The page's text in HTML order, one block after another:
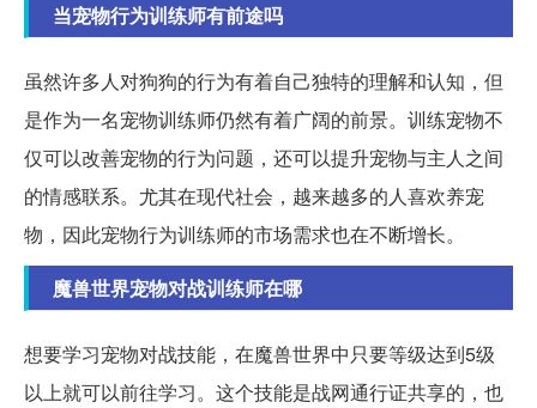
当宠物行为训练师有前途吗
虽然许多人对狗狗的行为有着自己独特的理解和认知，但
是作为一名宠物训练师仍然有着广阔的前景。训练宠物不
仅可以改善宠物的行为问题，还可以提升宠物与主人之间
的情感联系。尤其在现代社会，越来越多的人喜欢养宠
物，因此宠物行为训练师的市场需求也在不断增长。
魔兽世界宠物对战训练师在哪
想要学习宠物对战技能，在魔兽世界中只要等级达到5级
以上就可以前往学习。这个技能是战网通行证共享的，也